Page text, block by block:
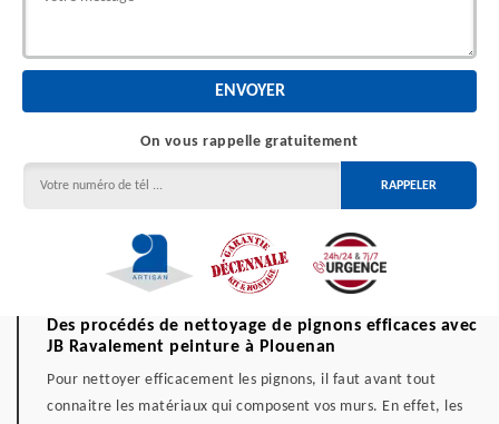
On vous rappelle gratuitement
Des procédés de nettoyage de pignons efficaces avec
JB Ravalement peinture à Plouenan
Pour nettoyer efficacement les pignons, il faut avant tout
connaitre les matériaux qui composent vos murs. En effet, les